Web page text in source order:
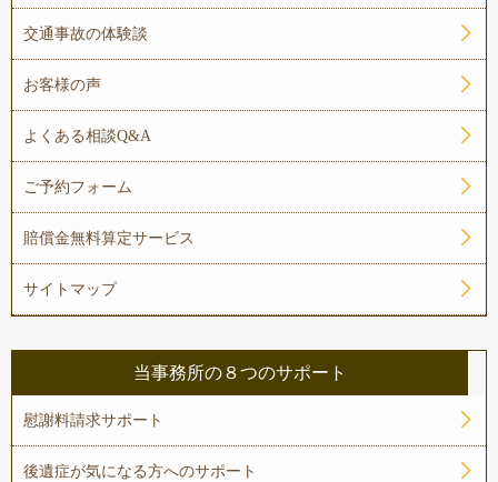
交通事故の体験談
お客様の声
よくある相談Q&A
ご予約フォーム
賠償金無料算定サービス
サイトマップ
当事務所の８つのサポート
慰謝料請求サポート
後遺症が気になる方へのサポート